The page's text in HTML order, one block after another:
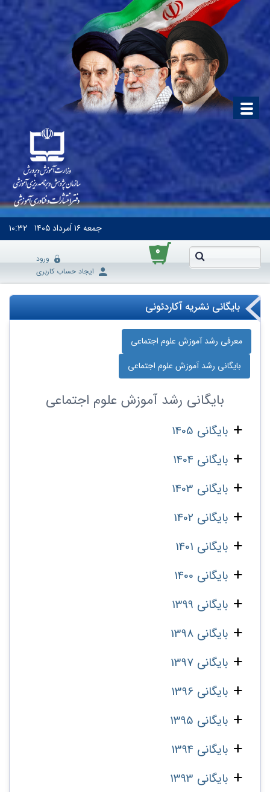
جمعه۱۶ اَمرداد ۱۴۰۵ ۱۰:۳۲
۰
ورود
ایجاد حساب کاربری
بایگانی نشریه آکاردئونی
معرفی رشد آموزش علوم اجتماعی
بایگانی رشد آموزش علوم اجتماعی
بایگانی رشد آموزش علوم اجتماعی
بایگانی 1405
بایگانی 1404
بایگانی 1403
بایگانی 1402
بایگانی 1401
بایگانی 1400
بایگانی 1399
بایگانی 1398
بایگانی 1397
بایگانی 1396
بایگانی 1395
بایگانی 1394
بایگانی 1393